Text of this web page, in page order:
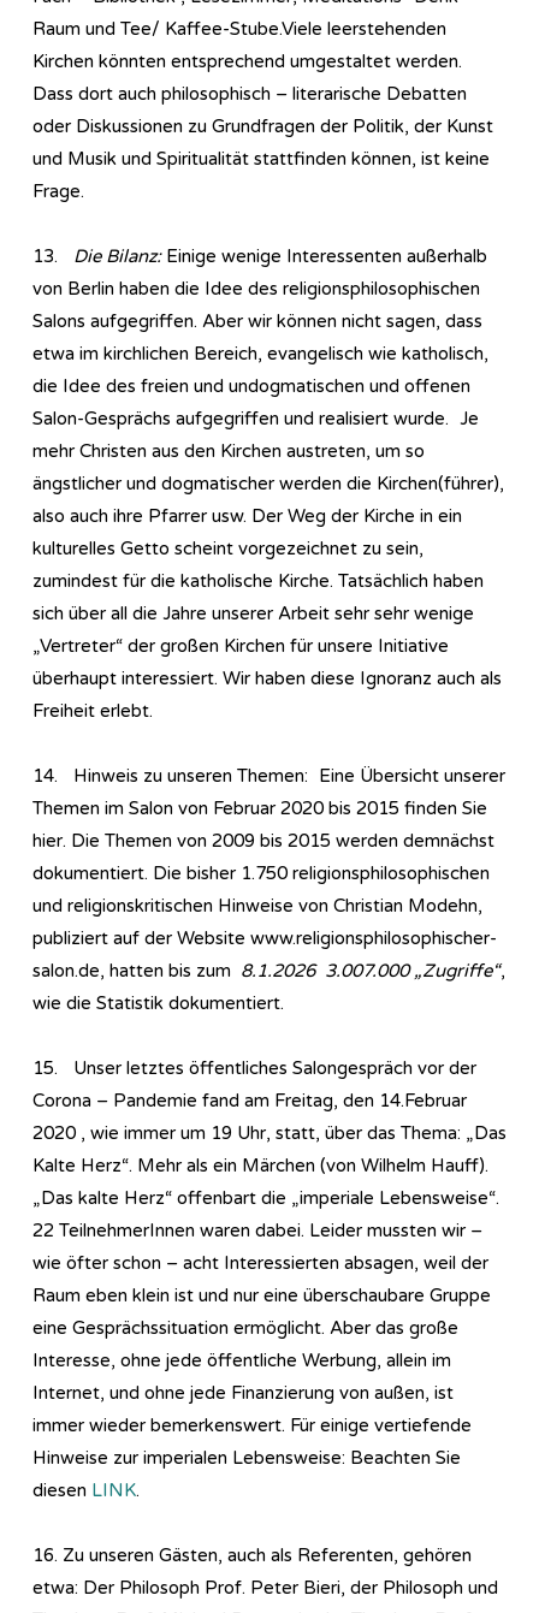
Raum und Tee/ Kaffee-Stube.Viele leerstehenden
Kirchen könnten entsprechend umgestaltet werden.
Dass dort auch philosophisch – literarische Debatten
oder Diskussionen zu Grundfragen der Politik, der Kunst
und Musik und Spiritualität stattfinden können, ist keine
Frage.
13. Die Bilanz: Einige wenige Interessenten außerhalb
von Berlin haben die Idee des religionsphilosophischen
Salons aufgegriffen. Aber wir können nicht sagen, dass
etwa im kirchlichen Bereich, evangelisch wie katholisch,
die Idee des freien und undogmatischen und offenen
Salon-Gesprächs aufgegriffen und realisiert wurde. Je
mehr Christen aus den Kirchen austreten, um so
ängstlicher und dogmatischer werden die Kirchen(führer),
also auch ihre Pfarrer usw. Der Weg der Kirche in ein
kulturelles Getto scheint vorgezeichnet zu sein,
zumindest für die katholische Kirche. Tatsächlich haben
sich über all die Jahre unserer Arbeit sehr sehr wenige
„Vertreter“ der großen Kirchen für unsere Initiative
überhaupt interessiert. Wir haben diese Ignoranz auch als
Freiheit erlebt.
14. Hinweis zu unseren Themen: Eine Übersicht unserer
Themen im Salon von Februar 2020 bis 2015 finden Sie
hier. Die Themen von 2009 bis 2015 werden demnächst
dokumentiert. Die bisher 1.750 religionsphilosophischen
und religionskritischen Hinweise von Christian Modehn,
publiziert auf der Website www.religionsphilosophischer-
salon.de, hatten bis zum 8.1.2026 3.007.000 „Zugriffe“,
wie die Statistik dokumentiert.
15. Unser letztes öffentliches Salongespräch vor der
Corona – Pandemie fand am Freitag, den 14.Februar
2020 , wie immer um 19 Uhr, statt, über das Thema: „Das
Kalte Herz“. Mehr als ein Märchen (von Wilhelm Hauff).
„Das kalte Herz“ offenbart die „imperiale Lebensweise“.
22 TeilnehmerInnen waren dabei. Leider mussten wir –
wie öfter schon – acht Interessierten absagen, weil der
Raum eben klein ist und nur eine überschaubare Gruppe
eine Gesprächssituation ermöglicht. Aber das große
Interesse, ohne jede öffentliche Werbung, allein im
Internet, und ohne jede Finanzierung von außen, ist
immer wieder bemerkenswert. Für einige vertiefende
Hinweise zur imperialen Lebensweise: Beachten Sie
diesen LINK.
16. Zu unseren Gästen, auch als Referenten, gehören
etwa: Der Philosoph Prof. Peter Bieri, der Philosoph und